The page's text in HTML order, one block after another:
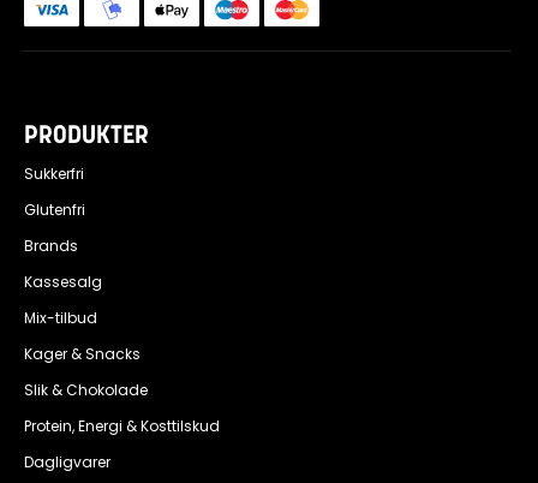
PRODUKTER
Sukkerfri
Glutenfri
Brands
Kassesalg
Mix-tilbud
Kager & Snacks
Slik & Chokolade
Protein, Energi & Kosttilskud
Dagligvarer